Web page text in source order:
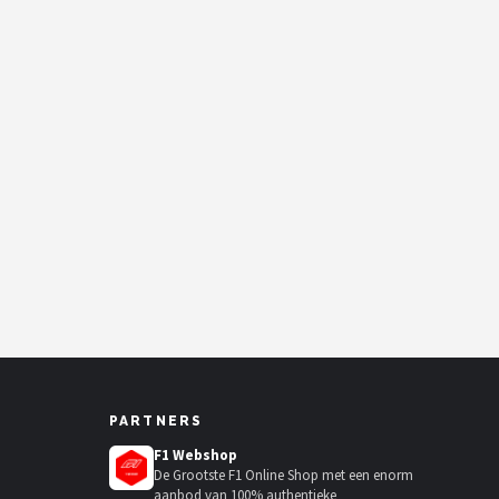
PARTNERS
F1 Webshop
De Grootste F1 Online Shop met een enorm